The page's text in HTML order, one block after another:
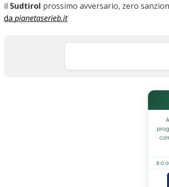
il Sudtirol prossimo avversario, zero
da pianetaserieb.it